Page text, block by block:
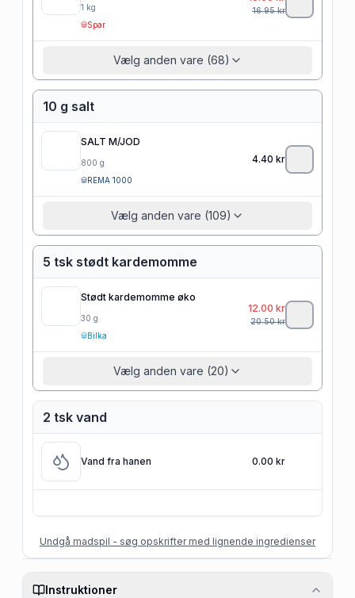
1 kg
Spar
16.95kr
Vælg anden vare (68)
10 g salt
SALT M/JOD
800 g
REMA 1000
4.40 kr
Vælg anden vare (109)
5 tsk stødt kardemomme
Stødt kardemomme øko
30 g
Bilka
12.00 kr
20.50kr
Vælg anden vare (20)
2 tsk vand
Vand fra hanen 0.00 kr
Undgå madspil - søg opskrifter med lignende ingredienser
Instruktioner